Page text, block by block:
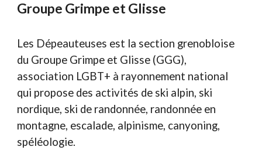
Groupe Grimpe et Glisse
Les Dépeauteuses est la section grenobloise
du Groupe Grimpe et Glisse (GGG),
association LGBT+ à rayonnement national
qui propose des activités de ski alpin, ski
nordique, ski de randonnée, randonnée en
montagne, escalade, alpinisme, canyoning,
spéléologie.